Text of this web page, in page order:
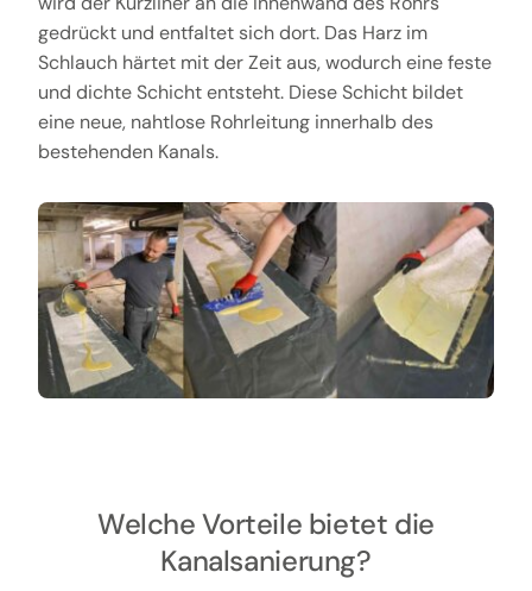
gedrückt und entfaltet sich dort. Das Harz im
Schlauch härtet mit der Zeit aus, wodurch eine feste
und dichte Schicht entsteht. Diese Schicht bildet
eine neue, nahtlose Rohrleitung innerhalb des
bestehenden Kanals.
Welche Vorteile bietet die
Kanalsanierung?